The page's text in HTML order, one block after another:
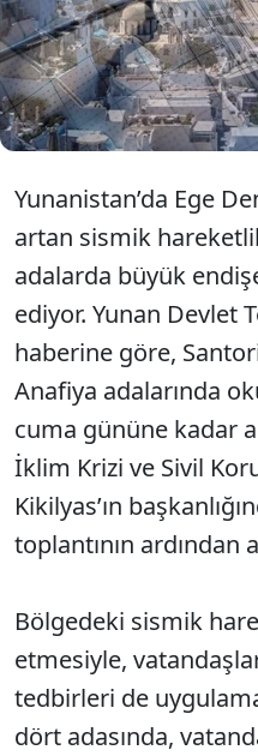
cumaya
Yunanistan’da Ege
artan sismik
adalarda büyük
ediyor. Yunan Devlet
haberine göre,
Anafiya adalarında
cuma gününe kadar
İklim Krizi ve Sivil
Kikilyas’ın
toplantının ardından
Bölgedeki sismik
etmesiyle,
tedbirleri de
dört adasında,